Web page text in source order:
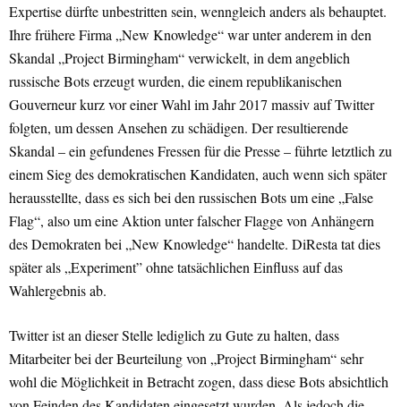
Expertise dürfte unbestritten sein, wenngleich anders als behauptet.
Ihre frühere Firma „New Knowledge“ war unter anderem in den
Skandal „Project Birmingham“ verwickelt, in dem angeblich
russische Bots erzeugt wurden, die einem republikanischen
Gouverneur kurz vor einer Wahl im Jahr 2017 massiv auf Twitter
folgten, um dessen Ansehen zu schädigen. Der resultierende
Skandal – ein gefundenes Fressen für die Presse – führte letztlich zu
einem Sieg des demokratischen Kandidaten, auch wenn sich später
herausstellte, dass es sich bei den russischen Bots um eine „False
Flag“, also um eine Aktion unter falscher Flagge von Anhängern
des Demokraten bei „New Knowledge“ handelte. DiResta tat dies
später als „Experiment” ohne tatsächlichen Einfluss auf das
Wahlergebnis ab.
Twitter ist an dieser Stelle lediglich zu Gute zu halten, dass
Mitarbeiter bei der Beurteilung von „Project Birmingham“ sehr
wohl die Möglichkeit in Betracht zogen, dass diese Bots absichtlich